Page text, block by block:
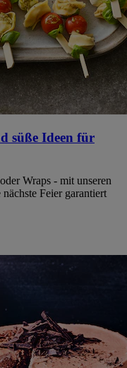
süße Ideen für
Wraps - mit unseren
Feier garantiert